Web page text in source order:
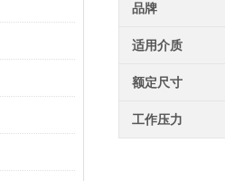
品牌
适用介质
额定尺寸
工作压力